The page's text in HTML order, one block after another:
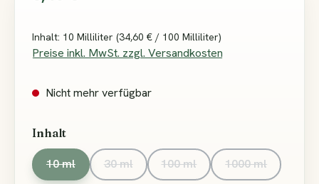
Inhalt: 10 Milliliter (34,60 € / 100 Milliliter)
Preise inkl. MwSt. zzgl. Versandkosten
Nicht mehr verfügbar
Inhaltauswählen
10 ml
(Diese Option ist zurzeit nicht verfügbar.)
30 ml
(Diese Option ist zurzeit nicht verfügbar.)
100 ml
(Diese Option ist zurzeit
1000 ml
(Diese Option